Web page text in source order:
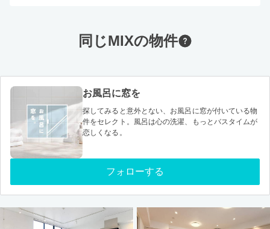
同じMIXの物件
お風呂に窓を
探してみると意外とない、お風呂に窓が付いている物
件をセレクト。風呂は心の洗濯、もっとバスタイムが
恋しくなる。
フォローする